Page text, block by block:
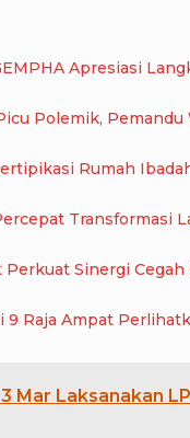
Apresiasi
Polemik, Pemandu
Rumah
Transformasi
Perkuat Sinergi
Menuju Akreditasi Unggul, SMA Negeri
Mar Laksanakan